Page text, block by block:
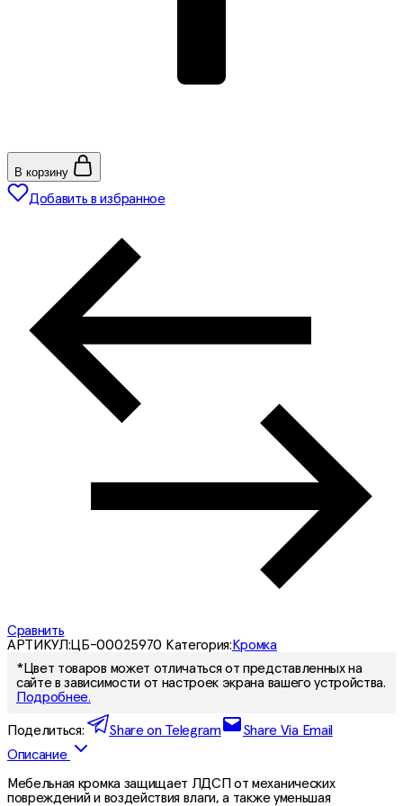
В корзину
Добавить в избранное
Сравнить
АРТИКУЛ:ЦБ-00025970 Категория: Кромка
*Цвет товаров может отличаться от представленных на
сайте в зависимости от настроек экрана вашего устройства.
Подробнее.
Поделиться: Share on Telegram
Share Via Email
Описание
Мебельная кромка защищает ЛДСП от механических
повреждений и воздействия влаги, а также уменьшая